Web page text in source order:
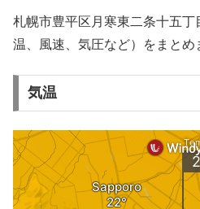
札幌市豊平区月寒東二条十五
温、風速、気圧など）をまとめ
気温